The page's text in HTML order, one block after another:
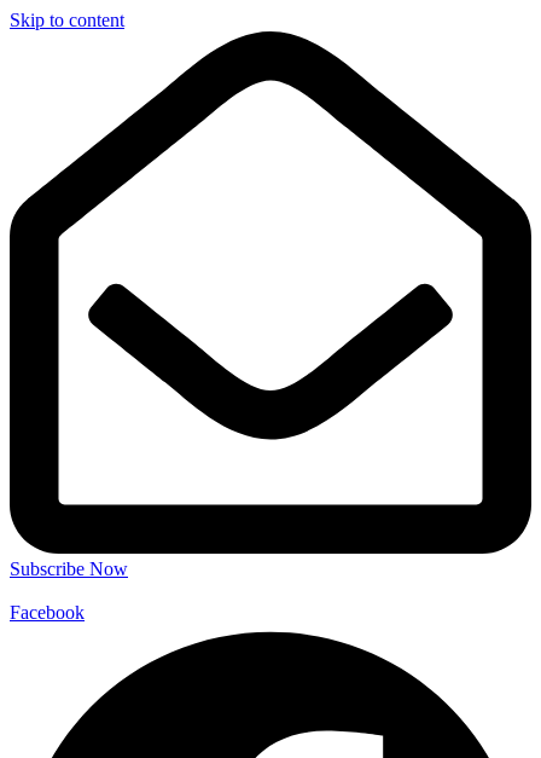
Skip to content
Subscribe Now
Facebook